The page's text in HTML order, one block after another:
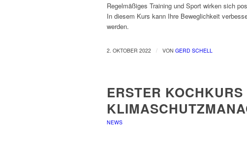
Regelmäßiges Training und Sport wirken sich
In diesem Kurs kann Ihre Beweglichkeit
werden.
2. OKTOBER 2022 / VON GERD SCHELL
ERSTER
NEWS